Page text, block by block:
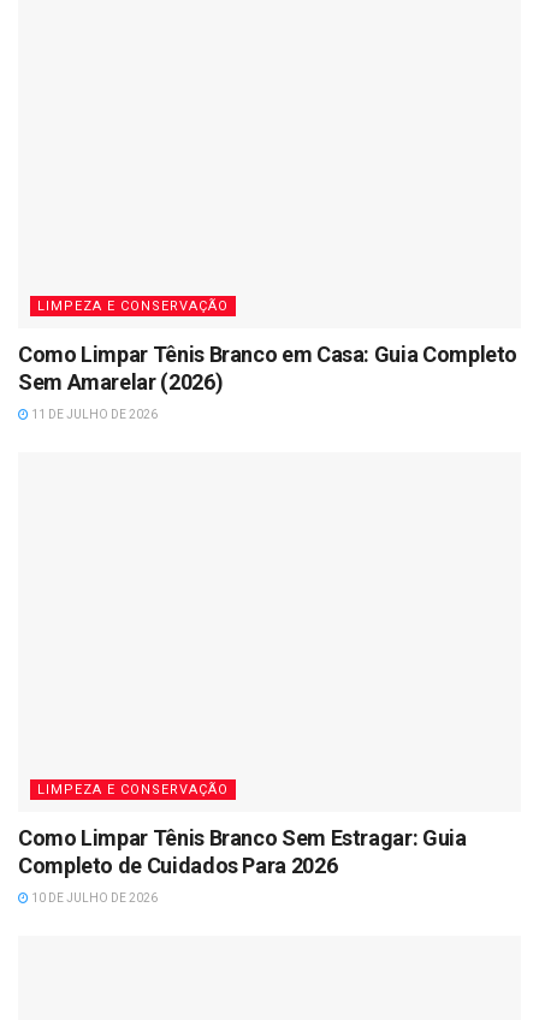
LIMPEZA E CONSERVAÇÃO
Como Limpar Tênis Branco em Casa: Guia Completo
Sem Amarelar (2026)
11 DE JULHO DE 2026
LIMPEZA E CONSERVAÇÃO
Como Limpar Tênis Branco Sem Estragar: Guia
Completo de Cuidados Para 2026
10 DE JULHO DE 2026